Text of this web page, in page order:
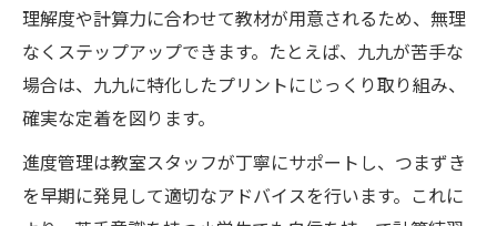
計算速度を高める家庭での反復練習方法
公文式の考え方を家庭学習に取り入れるコ
ツ
公文式学習法による計算の苦手克服術
計算に苦手意識を持つ小学生への公文式ア
プローチ
理解度や計算力に合わせて教材が用意されるため、無理
なくステップアップできます。たとえば、九九が苦手な
場合は、九九に特化したプリントにじっくり取り組み、
確実な定着を図ります。
進度管理は教室スタッフが丁寧にサポートし、つまずき
を早期に発見して適切なアドバイスを行います。これに